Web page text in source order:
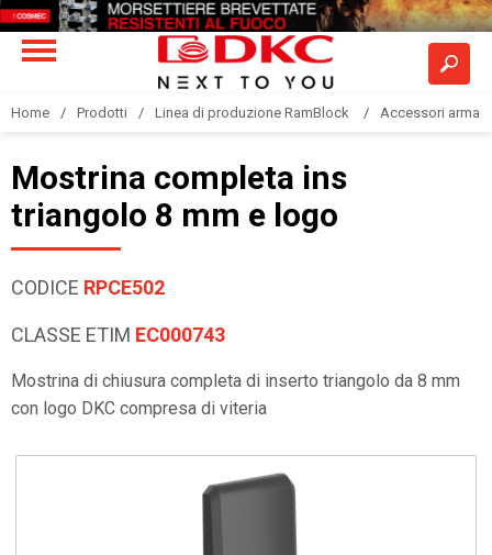
Home Prodotti Linea di produzione RamBlock Accessori armadi
Mostrina completa ins
triangolo 8 mm e logo
CODICE RPCE502
CLASSE ETIM EC000743
Mostrina di chiusura completa di inserto triangolo da 8 mm
con logo DKC compresa di viteria